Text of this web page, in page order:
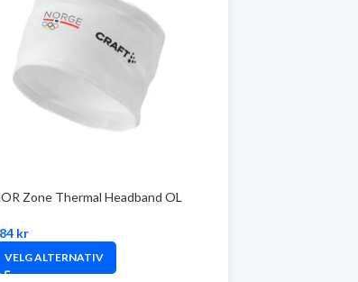
Zone Thermal Headband OL
kr
VELG ALTERNATIV